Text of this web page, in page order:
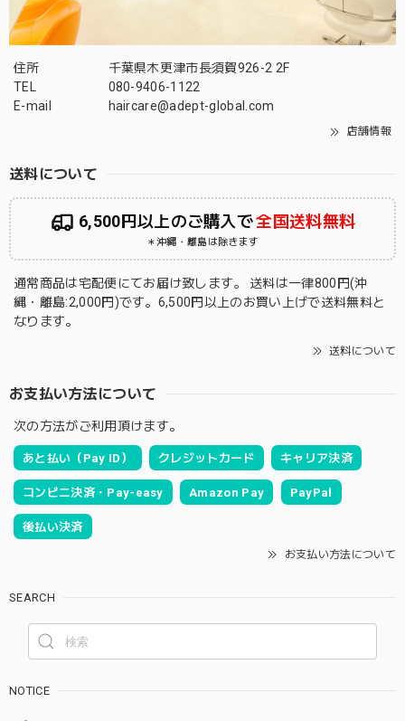
住所
千葉県木更津市長須賀926-2 2F
TEL
080-9406-1122
E-mail
haircare@adept-global.com
店舗情報
送料について
6,500円以上のご購入で全国送料無料
＊沖縄・離島は除きます
通常商品は宅配便にてお届け致します。 送料は一律800円(沖
縄・離島:2,000円)です。6,500円以上のお買い上げで送料無料と
なります。
送料について
お支払い方法について
次の方法がご利用頂けます。
あと払い（Pay ID） クレジットカード キャリア決済
コンビニ決済・Pay-easy Amazon Pay PayPal
後払い決済
お支払い方法について
SEARCH
NOTICE